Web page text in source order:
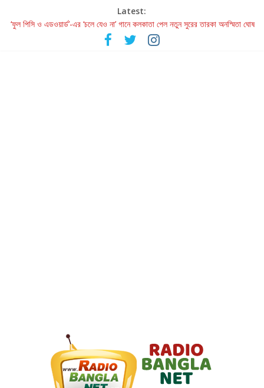
Latest:
‘ফুল পিসি ও এডওয়ার্ড’-এর ‘চলে যেও না’ গানে কলকাতা পেল নতুন সুরের তারকা অনস্মিতা ঘোষ
রবীন্দ্রনাথ ও গুলজারের সৃষ্টির মেলবন্ধনে মুগ্ধ করল ‘দুই তারার দোতারা’
কলের গান থেকে রীলস্ — বাঙালির গান শোনার বিবর্তনের গল্প